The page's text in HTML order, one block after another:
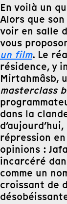
En voilà un
Alors que
voir en salle
vous
un film. Le
résidence, y
Mirtahmâsb,
masterclass
dans la
répression
opinions :
incarcéré
comme un
croissant de